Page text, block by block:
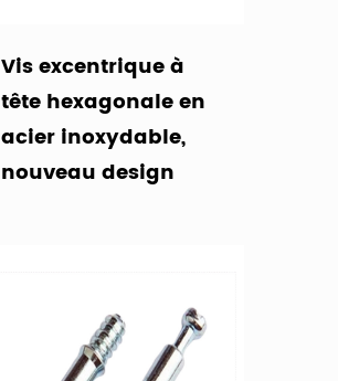
Vis excentrique à
tête hexagonale en
acier inoxydable,
nouveau design